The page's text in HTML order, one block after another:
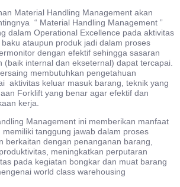
Material Handling Management akan
“ Material Handling Management ”
dalam Operational Excellence pada aktivitas
ataupun produk jadi dalam proses
dengan efektif sehingga sasaran
(baik internal dan ekseternal) dapat tercapai.
membutuhkan pengetahuan
aktivitas keluar masuk barang, teknik yang
Forklift yang benar agar efektif dan
kerja.
Management ini memberikan manfaat
memiliki tanggung jawab dalam proses
berkaitan dengan penanganan barang,
meningkatkan perputaran
pada kegiatan bongkar dan muat barang
world class warehousing